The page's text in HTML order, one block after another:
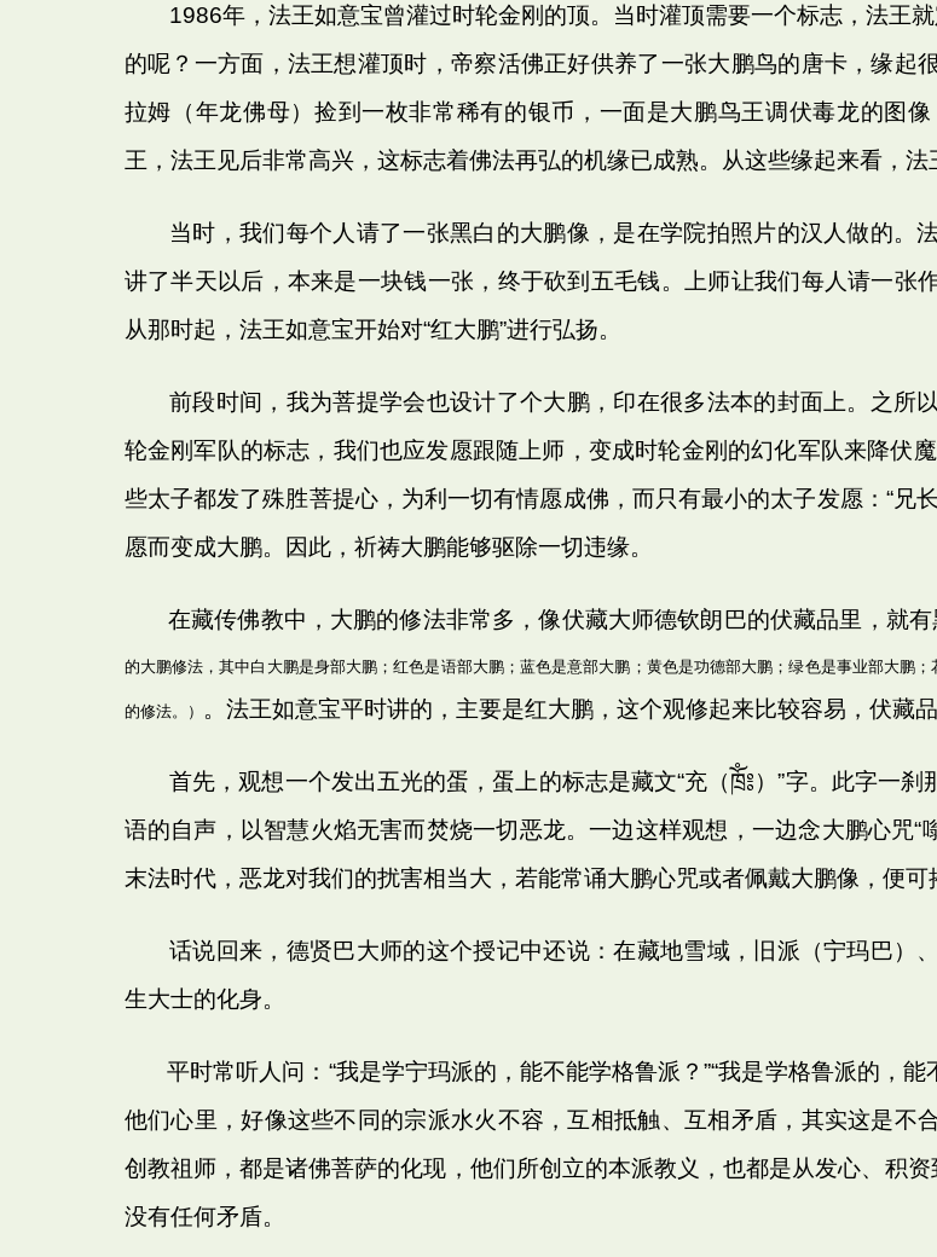
1986年，法王如意宝曾灌过时轮金刚的顶。当时灌顶需要一个标志，法王
的呢？一方面，法王想灌顶时，帝察活佛正好供养了一张大鹏鸟的唐卡，缘起
拉姆（年龙佛母）捡到一枚非常稀有的银币，一面是大鹏鸟王调伏毒龙的图
王，法王见后非常高兴，这标志着佛法再弘的机缘已成熟。从这些缘起来看，法
当时，我们每个人请了一张黑白的大鹏像，是在学院拍照片的汉人做的。
讲了半天以后，本来是一块钱一张，终于砍到五毛钱。上师让我们每人请一张
从那时起，法王如意宝开始对“红大鹏”进行弘扬。
前段时间，我为菩提学会也设计了个大鹏，印在很多法本的封面上。之所
轮金刚军队的标志，我们也应发愿跟随上师，变成时轮金刚的幻化军队来降伏
些太子都发了殊胜菩提心，为利一切有情愿成佛，而只有最小的太子发愿：“兄
愿而变成大鹏。因此，祈祷大鹏能够驱除一切违缘。
在藏传佛教中，大鹏的修法非常多，像伏藏大师德钦朗巴的伏藏品里，就有
的大鹏修法，其中白大鹏是身部大鹏；红色是语部大鹏；蓝色是意部大鹏；黄色是功德部大鹏；绿色是事业部大鹏
的修法。） 。法王如意宝平时讲的，主要是红大鹏，这个观修起来比较容易，伏藏
首先，观想一个发出五光的蛋，蛋上的标志是藏文“充（ཁྲོཾ༔）”字。此字一
语的自声，以智慧火焰无害而焚烧一切恶龙。一边这样观想，一边念大鹏心咒“
末法时代，恶龙对我们的扰害相当大，若能常诵大鹏心咒或者佩戴大鹏像，便
话说回来，德贤巴大师的这个授记中还说：在藏地雪域，旧派（宁玛巴）
生大士的化身。
平时常听人问：“我是学宁玛派的，能不能学格鲁派？”“我是学格鲁派的，能
他们心里，好像这些不同的宗派水火不容，互相抵触、互相矛盾，其实这是不
创教祖师，都是诸佛菩萨的化现，他们所创立的本派教义，也都是从发心、积资
没有任何矛盾。